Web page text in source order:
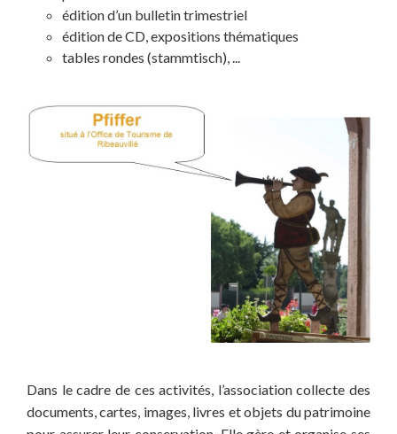
édition d’un bulletin trimestriel
édition de CD, expositions thématiques
tables rondes (stammtisch), ...
Dans le cadre de ces activités, l’association collecte des
documents, cartes, images, livres et objets du patrimoine